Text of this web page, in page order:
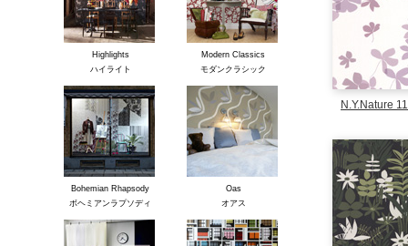
N.Y.Nature
Highlights
ハイライト
Modern Classics
モダンクラシック
Bohemian Rhapsody
ボヘミアンラプソディ
Oas
オアス